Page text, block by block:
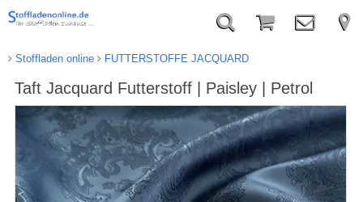
Stoffladen online FUTTERSTOFFE JACQUARD
Taft Jacquard Futterstoff | Paisley | Petrol